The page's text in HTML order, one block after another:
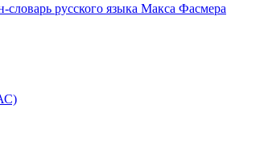
русского языка Макса Фасмера